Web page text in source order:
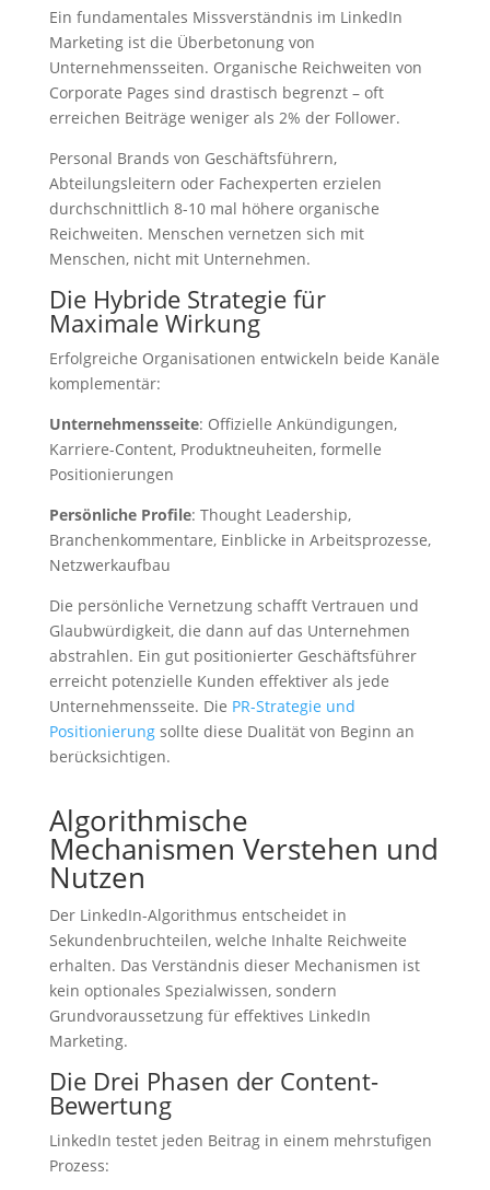
Ein fundamentales Missverständnis im LinkedIn
Marketing ist die Überbetonung von
Unternehmensseiten. Organische Reichweiten von
Corporate Pages sind drastisch begrenzt – oft
erreichen Beiträge weniger als 2% der Follower.
Personal Brands von Geschäftsführern,
Abteilungsleitern oder Fachexperten erzielen
durchschnittlich 8-10 mal höhere organische
Reichweiten. Menschen vernetzen sich mit
Menschen, nicht mit Unternehmen.
Die Hybride Strategie für
Maximale Wirkung
Erfolgreiche Organisationen entwickeln beide Kanäle
komplementär:
Unternehmensseite: Offizielle Ankündigungen,
Karriere-Content, Produktneuheiten, formelle
Positionierungen
Persönliche Profile: Thought Leadership,
Branchenkommentare, Einblicke in Arbeitsprozesse,
Netzwerkaufbau
Die persönliche Vernetzung schafft Vertrauen und
Glaubwürdigkeit, die dann auf das Unternehmen
abstrahlen. Ein gut positionierter Geschäftsführer
erreicht potenzielle Kunden effektiver als jede
Unternehmensseite. Die PR-Strategie und
Positionierungsollte diese Dualität von Beginn an
berücksichtigen.
Algorithmische
Mechanismen Verstehen und
Nutzen
Der LinkedIn-Algorithmus entscheidet in
Sekundenbruchteilen, welche Inhalte Reichweite
erhalten. Das Verständnis dieser Mechanismen ist
kein optionales Spezialwissen, sondern
Grundvoraussetzung für effektives LinkedIn
Marketing.
Die Drei Phasen der Content-
Bewertung
LinkedIn testet jeden Beitrag in einem mehrstufigen
Prozess: